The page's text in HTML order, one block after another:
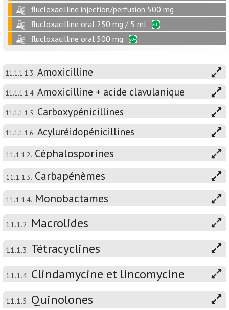
flucloxacilline injection/perfusion 500 mg
flucloxacilline oral 250 mg / 5 ml
flucloxacilline oral 500 mg
11.1.1.1.3. Amoxicilline
11.1.1.1.4. Amoxicilline + acide clavulanique
11.1.1.1.5. Carboxypénicillines
11.1.1.1.6. Acyluréidopénicillines
11.1.1.2. Céphalosporines
11.1.1.3. Carbapénèmes
11.1.1.4. Monobactames
11.1.2. Macrolides
11.1.3. Tétracyclines
11.1.4. Clindamycine et lincomycine
11.1.5. Quinolones